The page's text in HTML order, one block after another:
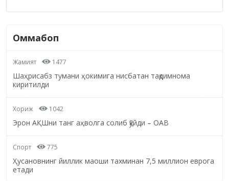
Оммабоп
Жамият 1477
Шаҳрисабз тумани ҳокимига нисбатан тақдимнома
киритилди
Хориж 1042
Эрон АҚШни танг аҳволга солиб қўйди – ОАВ
Спорт 775
Ҳусановнинг йиллик маоши тахминан 7,5 миллион еврога
етади